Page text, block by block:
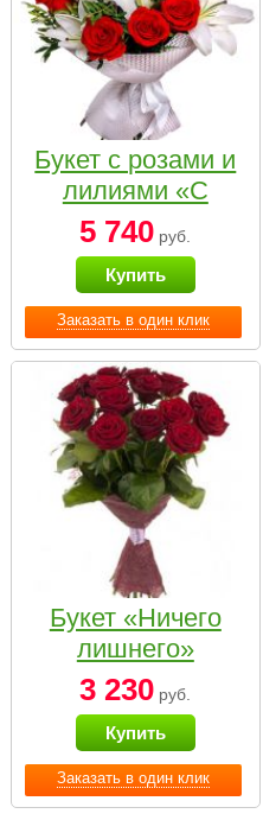
Заказать в один клик
Букет с розами и
лилиями «С
наилучшими
пожеланиями»
5 740 руб.
Купить
Заказать в один клик
Букет «Ничего
лишнего»
3 230 руб.
Купить